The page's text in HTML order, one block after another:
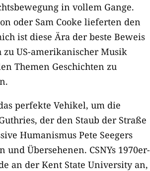
in vollem Gange.
oder Sam Cooke lieferten den
ist diese Ära der beste Beweis
US-amerikanischer Musik
Themen Geschichten zu
perfekte Vehikel, um die
der den Staub der Straße
Humanismus Pete Seegers
Übersehenen. CSNYs 1970er-
an der Kent State University an,